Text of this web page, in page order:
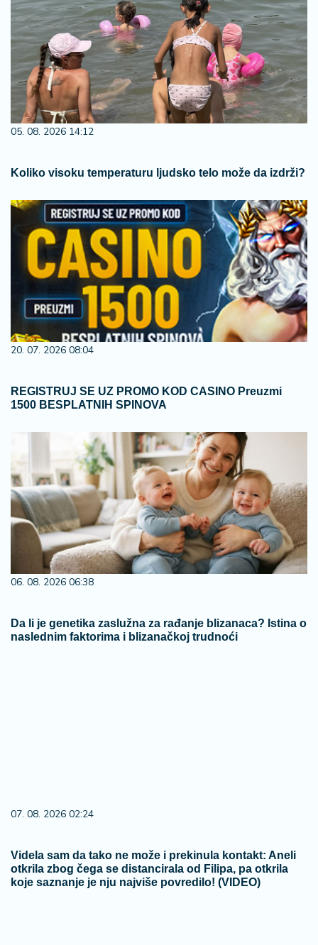
05. 08. 2026 14:12
Koliko visoku temperaturu ljudsko telo može da izdrži?
20. 07. 2026 08:04
REGISTRUJ SE UZ PROMO KOD CASINO Preuzmi
1500 BESPLATNIH SPINOVA
06. 08. 2026 06:38
Da li je genetika zaslužna za rađanje blizanaca? Istina o
naslednim faktorima i blizanačkoj trudnoći
07. 08. 2026 02:24
Videla sam da tako ne može i prekinula kontakt: Aneli
otkrila zbog čega se distancirala od Filipa, pa otkrila
koje saznanje je nju najviše povredilo! (VIDEO)